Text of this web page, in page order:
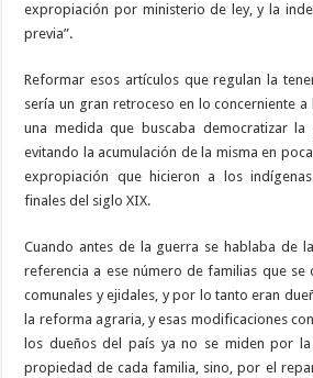
expropiación por ministerio de ley, y la
previa”.
Reformar esos artículos que regulan la
sería un gran retroceso en lo concerniente
una medida que buscaba democratizar
evitando la acumulación de la misma en
expropiación que hicieron a los
finales del siglo XIX.
Cuando antes de la guerra se hablaba de
referencia a ese número de familias que se
comunales y ejidales, y por lo tanto eran
la reforma agraria, y esas modificaciones
los dueños del país ya no se miden por
propiedad de cada familia, sino, por el